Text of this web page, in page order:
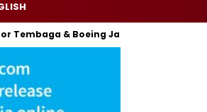
Tembaga & Boeing Jadi Komoditas